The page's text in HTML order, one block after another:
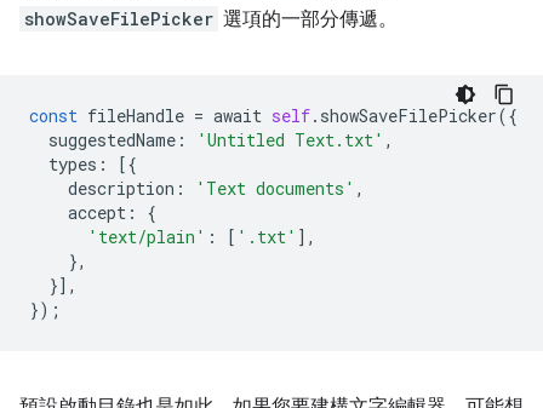
showSaveFilePicker 選項的一部分傳遞。
const fileHandle = await self. showSaveFilePicker({
suggestedName : 'Untitled Text.txt' ,
types :
[{
description : 'Text documents' ,
accept :
{
'text/plain' : [ '.txt' ],
},
}],
});